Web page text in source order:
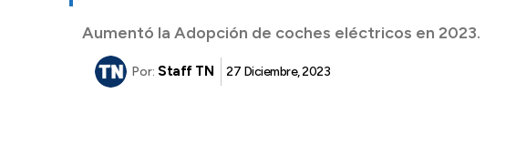
Aumentó la Adopción de coches eléctricos en 2023.
Por: Staff TN 27 Diciembre, 2023